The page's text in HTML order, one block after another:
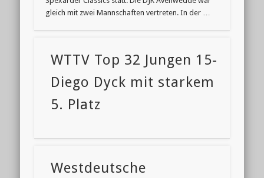
gleich mit zwei Mannschaften vertreten. In der …
WTTV Top 32 Jungen 15-
Diego Dyck mit starkem
5. Platz
Westdeutsche